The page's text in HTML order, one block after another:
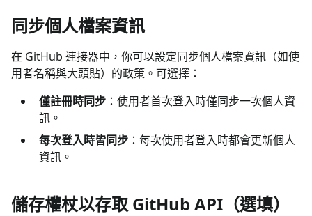
同步個人檔案資訊
在 GitHub 連接器中，你可以設定同步個人檔案資訊（如使
用者名稱與大頭貼）的政策。可選擇：
僅註冊時同步 ：使用者首次登入時僅同步一次個人資
訊。
每次登入時皆同步 ：每次使用者登入時都會更新個人
資訊。
儲存權杖以存取 GitHub API（選填）